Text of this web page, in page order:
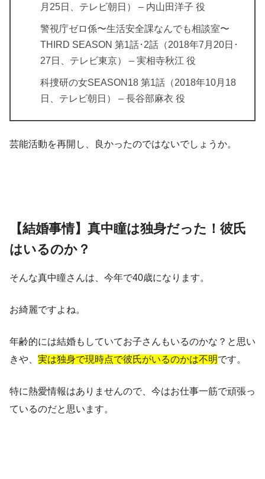
月25日、テレビ朝日） – 内山田洋子 役
警視庁ゼロ係〜生活安全課なんでも相談室〜
THIRD SEASON 第1話･2話（2018年7月20日･
27日、テレビ東京） – 実相寺秋江 役
科捜研の女SEASON18 第1話（2018年10月18
日、テレビ朝日） – 長谷部麻衣 役
芸能活動を再開し、良かったのではないでしょうか。
【結婚事情】真中瞳は独身だった！彼氏
はいるのか？
そんな真中瞳さんは、今年で40歳になります。
お綺麗ですよね。
年齢的には結婚もしていてお子さんもいるのかな？と思い
きや、 実は独身で現時点で彼氏がいるのかは不明です。
特に熱愛情報はありませんので、今はお仕事一筋で頑張っ
ているのだと思います。